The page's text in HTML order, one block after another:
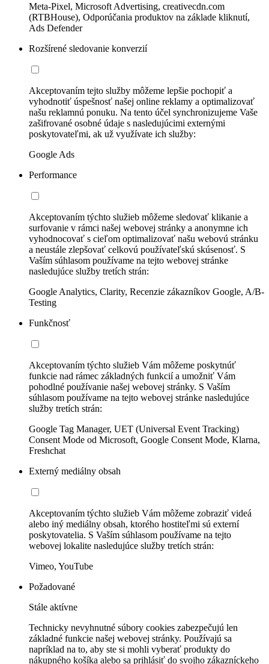
Meta-Pixel, Microsoft Advertising, creativecdn.com
(RTBHouse), Odporúčania produktov na základe kliknutí,
Ads Defender
Rozšírené sledovanie konverzií
Akceptovaním tejto služby môžeme lepšie pochopiť a
vyhodnotiť úspešnosť našej online reklamy a optimalizovať
našu reklamnú ponuku. Na tento účel synchronizujeme Vaše
zašifrované osobné údaje s nasledujúcimi externými
poskytovateľmi, ak už využívate ich služby:
Google Ads
Performance
Akceptovaním týchto služieb môžeme sledovať klikanie a
surfovanie v rámci našej webovej stránky a anonymne ich
vyhodnocovať s cieľom optimalizovať našu webovú stránku
a neustále zlepšovať celkovú používateľskú skúsenosť. S
Vaším súhlasom používame na tejto webovej stránke
nasledujúce služby tretích strán:
Google Analytics, Clarity, Recenzie zákazníkov Google, A/B-
Testing
Funkčnosť
Akceptovaním týchto služieb Vám môžeme poskytnúť
funkcie nad rámec základných funkcií a umožniť Vám
pohodlné používanie našej webovej stránky. S Vaším
súhlasom používame na tejto webovej stránke nasledujúce
služby tretích strán:
Google Tag Manager, UET (Universal Event Tracking)
Consent Mode od Microsoft, Google Consent Mode, Klarna,
Freshchat
Externý mediálny obsah
Akceptovaním týchto služieb Vám môžeme zobraziť videá
alebo iný mediálny obsah, ktorého hostiteľmi sú externí
poskytovatelia. S Vaším súhlasom používame na tejto
webovej lokalite nasledujúce služby tretích strán:
Vimeo, YouTube
Požadované
Stále aktívne
Technicky nevyhnutné súbory cookies zabezpečujú len
základné funkcie našej webovej stránky. Používajú sa
napríklad na to, aby ste si mohli vyberať produkty do
nákupného košíka alebo sa prihlásiť do svojho zákazníckeho